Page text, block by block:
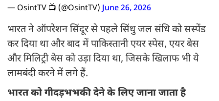
— OsintTV 📺 (@OsintTV)June 26, 2026
भारत ने ऑपरेशन सिंदूर से पहले सिंधु जल संधि को सस्पेंड
कर दिया था और बाद में पाकिस्तानी एयर स्पेस, एयर बेस
और मिलिट्री बेस को उड़ा दिया था, जिसके खिलाफ भी ये
लामबंदी करने में लगे हैं.
भारत को गीदड़भभकी देने के लिए जाना जाता है